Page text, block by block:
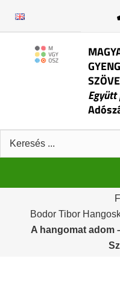
Keresés:
Bodor Tibor
A hangomat adom